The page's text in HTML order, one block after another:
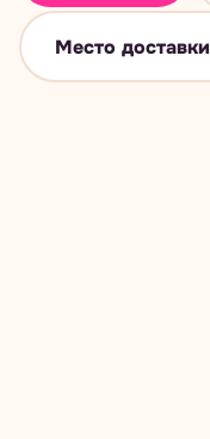
Место доставки